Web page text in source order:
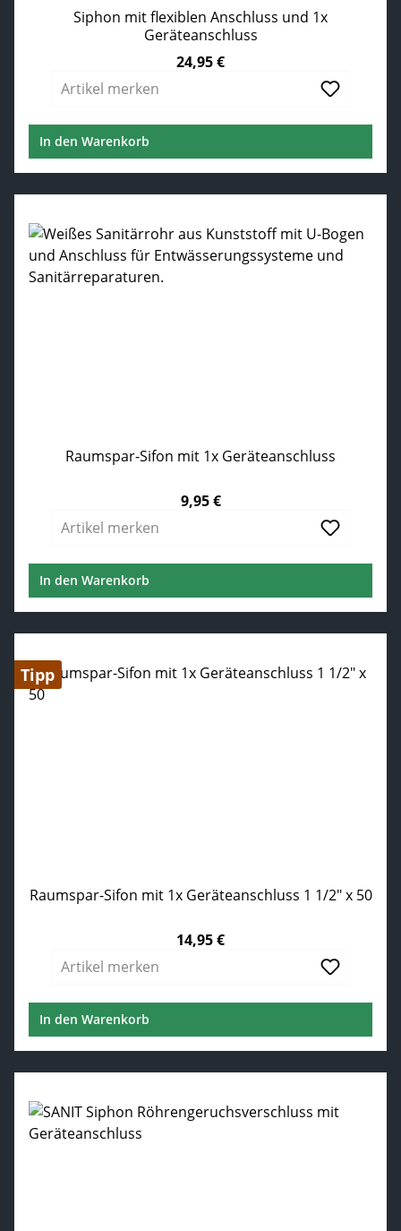
Siphon mit flexiblen Anschluss und 1x
Geräteanschluss
24,95 €
Artikel merken
In den Warenkorb
Raumspar-Sifon mit 1x Geräteanschluss
9,95 €
Artikel merken
In den Warenkorb
Tipp
Raumspar-Sifon mit 1x Geräteanschluss 1 1/2" x 50
14,95 €
Artikel merken
In den Warenkorb